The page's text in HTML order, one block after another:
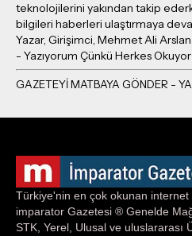
teknolojilerini yakından takip
bilgileri haberleri ulaştırmaya
Yazar, Girişimci, Mehmet Ali
- Yazıyorum Çünkü Herkes Okuyor
Türkiye'nin en çok okunan internet
imparator Gazetesi ® Genelde
STK, Yerel, Ulusal ve uluslararası